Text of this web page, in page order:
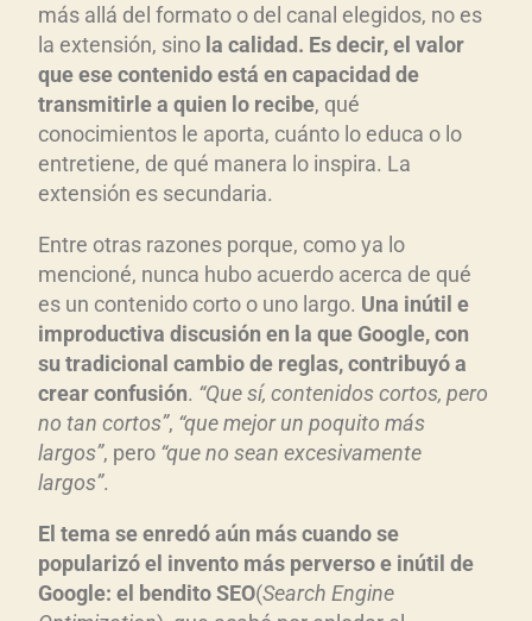
más allá del formato o del canal elegidos, no es
la extensión, sino la calidad. Es decir, el valor
que ese contenido está en capacidad de
transmitirle a quien lo recibe, qué
conocimientos le aporta, cuánto lo educa o lo
entretiene, de qué manera lo inspira. La
extensión es secundaria.
Entre otras razones porque, como ya lo
mencioné, nunca hubo acuerdo acerca de qué
es un contenido corto o uno largo. Una inútil e
improductiva discusión en la que Google, con
su tradicional cambio de reglas, contribuyó a
crear confusión. “Que sí, contenidos cortos, pero
no tan cortos”, “que mejor un poquito más
largos”, pero “que no sean excesivamente
largos”.
El tema se enredó aún más cuando se
popularizó el invento más perverso e inútil de
Google: el bendito SEO(Search Engine